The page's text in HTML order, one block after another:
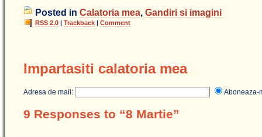
Posted in Calatoria mea, Gandiri si imagini
RSS 2.0 Trackback Comment
Impartasiti calatoria mea
Adresa de mail:
9 Responses to “8 Martie”